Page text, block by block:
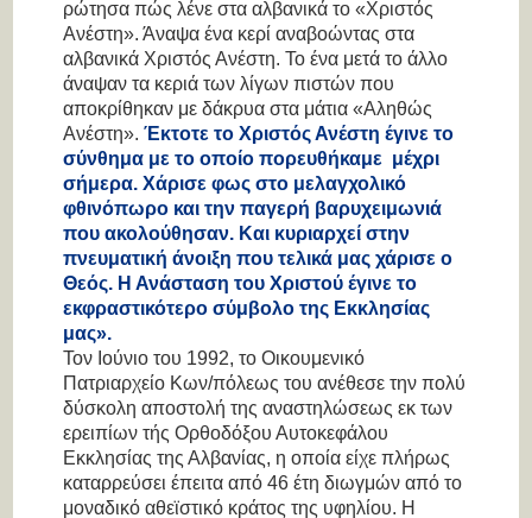
ρώτησα πώς λένε στα αλβανικά το «Χριστός
Ανέστη». Άναψα ένα κερί αναβοώντας στα
αλβανικά Χριστός Ανέστη. Το ένα μετά το άλλο
άναψαν τα κεριά των λίγων πιστών που
αποκρίθηκαν με δάκρυα στα μάτια «Αληθώς
Ανέστη».Έκτοτε το Χριστός Ανέστη έγινε το
σύνθημα με το οποίο πορευθήκαμε μέχρι
σήμερα. Χάρισε φως στο μελαγχολικό
φθινόπωρο και την παγερή βαρυχειμωνιά
που ακολούθησαν. Και κυριαρχεί στην
πνευματική άνοιξη που τελικά μαςχάρισε ο
Θεός. Η Ανάσταση του Χριστού έγινε το
εκφραστικότερο σύμβολο της Εκκλησίας
μας».
Τον Ιούνιο του 1992, το Οικουμενικό
Πατριαρχείο Κων/πόλεως του ανέθεσε την πολύ
δύσκολη αποστολή της αναστηλώσεως εκ των
ερειπίων τής Ορθοδόξου Αυτοκεφάλου
Εκκλησίας της Αλβανίας, η οποία είχε πλήρως
καταρρεύσει έπειτα από 46 έτη διωγμών από το
μοναδικό αθεϊστικό κράτος της υφηλίου. Η